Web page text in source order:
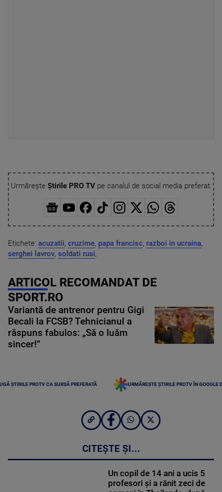
Urmărește Știrile PRO TVpe canalul de social media preferat:
Etichete: acuzatii, cruzime, papa francisc, razboi in ucraina,
serghei lavrov, soldati rusi,
ARTICOL RECOMANDAT DE
SPORT.RO
Variantă de antrenor pentru Gigi
Becali la FCSB? Tehnicianul a
răspuns fabulos: „Să o luăm
sincer!”
ȘTIRILE PROTV CA SURSĂ PREFERATĂ URMĂREȘTE ȘTIRILE PROTV ÎN GOOGLE
CITEȘTE ȘI...
Un copil de 14 ani a ucis 5
profesori și a rănit zeci de